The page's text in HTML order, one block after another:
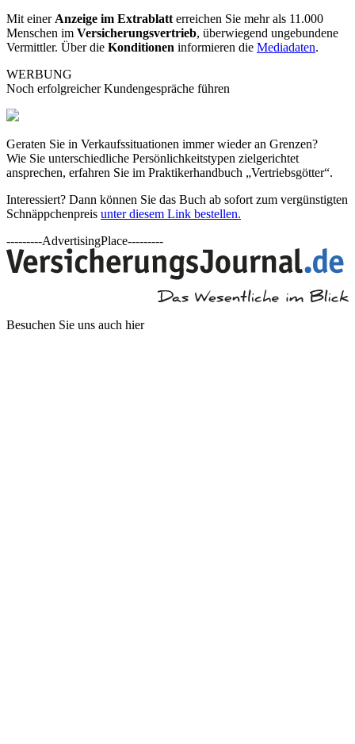
Mit einer Anzeige im Extrablatt erreichen Sie mehr als 11.000
Menschen im Versicherungsvertrieb, überwiegend ungebundene
Vermittler. Über die Konditionen informieren die Mediadaten.
WERBUNG
Noch erfolgreicher Kundengespräche führen
Geraten Sie in Verkaufssituationen immer wieder an Grenzen?
Wie Sie unterschiedliche Persönlichkeitstypen zielgerichtet
ansprechen, erfahren Sie im Praktikerhandbuch „Vertriebsgötter“.
Interessiert? Dann können Sie das Buch ab sofort zum vergünstigten
Schnäppchenpreis unter diesem Link bestellen.
---------AdvertisingPlace---------
Besuchen Sie uns auch hier